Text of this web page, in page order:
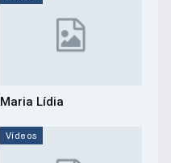
Maria Lídia
Vídeos